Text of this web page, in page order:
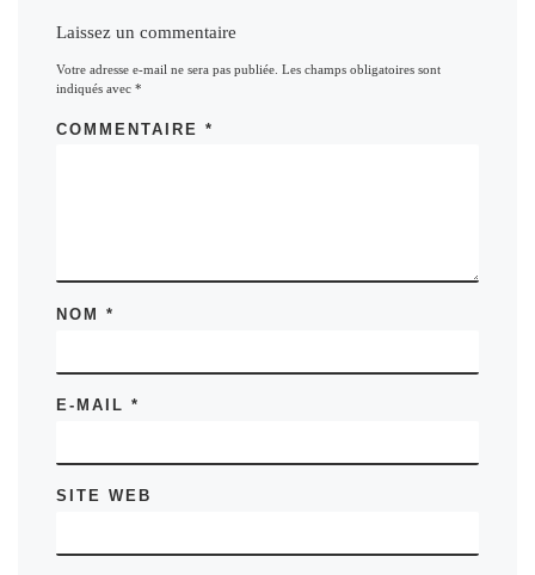
Laissez un commentaire
Votre adresse e-mail ne sera pas publiée. Les champs obligatoires sont
indiqués avec*
COMMENTAIRE*
NOM*
E-MAIL*
SITE WEB